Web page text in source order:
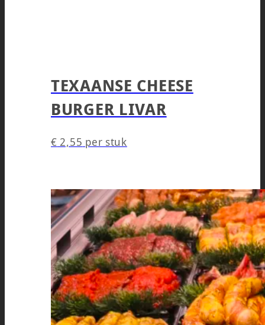
TEXAANSE CHEESE
BURGER LIVAR
€ 2,55 per stuk